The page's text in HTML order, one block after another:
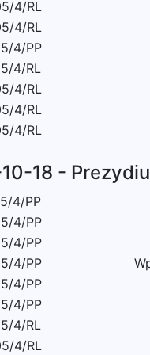
4/RL
4/RL
4/PP
4/RL
4/RL
4/RL
4/RL
18 -
4/PP
4/PP
4/PP
4/PP
4/PP
4/PP
4/RL
4/RL